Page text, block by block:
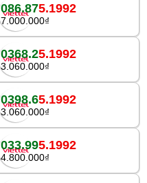
086.875.1992
7.000.000₫
0368.25.1992
3.060.000₫
0398.65.1992
3.060.000₫
033.995.1992
4.800.000₫